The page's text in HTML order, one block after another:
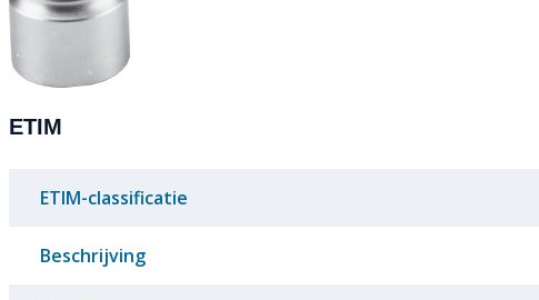
ETIM
ETIM-classificatie
Beschrijving